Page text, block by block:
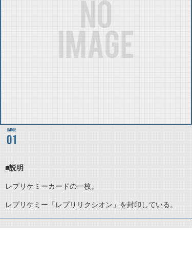
01
■説明
レプリケミーカードの一枚。
レプリケミー「レプリリクシオン」を封印している。